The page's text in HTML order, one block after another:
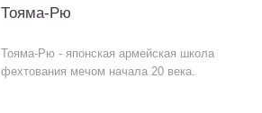
Тояма-Рю
Тояма-Рю - японская армейская школа
фехтования мечом начала 20 века.